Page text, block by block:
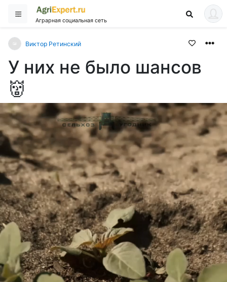
Аграрная социальная сеть
Виктор Ретинский
У них не было шансов
👹